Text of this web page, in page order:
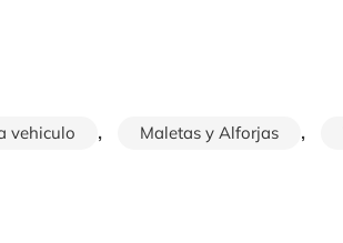
vehiculo , Maletas y Alforjas ,